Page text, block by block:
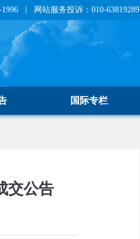
1996 | 网站服务投诉：010-63819289
国际专栏
交公告